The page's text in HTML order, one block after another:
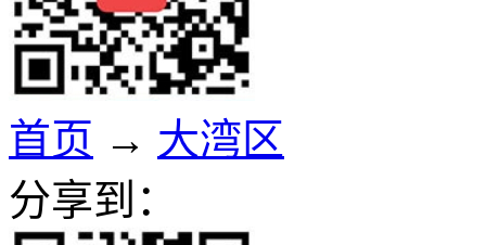
首页 → 大湾区
分享到：